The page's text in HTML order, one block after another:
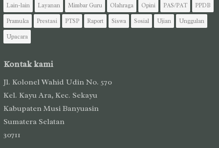
Lain-lain
Layanan Mimbar Guru Olahraga Opini PAS/PAT
PPDB
Pramuka
Prestasi PTSP Raport Siswa Sosial Ujian
Unggulan
Upacara
Kontak kami
Jl. Kolonel Wahid Udin No. 570
Kel. Kayu Ara, Kec. Sekayu
Kabupaten Musi Banyuasin
Sumatera Selatan
30711